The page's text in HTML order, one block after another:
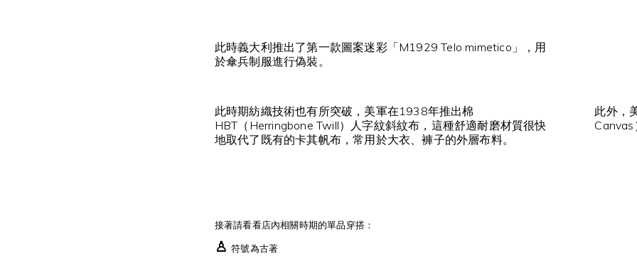
此時義大利推出了第一款圖案迷彩「M1929 Telo mimetico」，用
於傘兵制服進行偽裝。
此時期紡織技術也有所突破，美軍在1938年推出棉
HBT（Herringbone Twill）人字紋斜紋布，這種舒適耐磨材質很快
地取代了既有的卡其帆布，常用於大衣、褲子的外層布料。
此外，
接著請看看店內相關時期的單品穿搭：
♙符號為古著